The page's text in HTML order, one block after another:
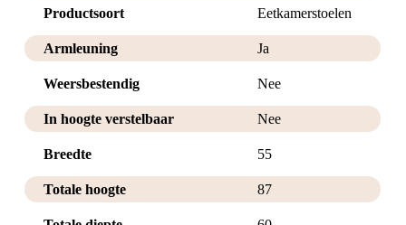
Productsoort Eetkamerstoelen
Armleuning Ja
Weersbestendig Nee
In hoogte verstelbaar Nee
Breedte 55
Totale hoogte 87